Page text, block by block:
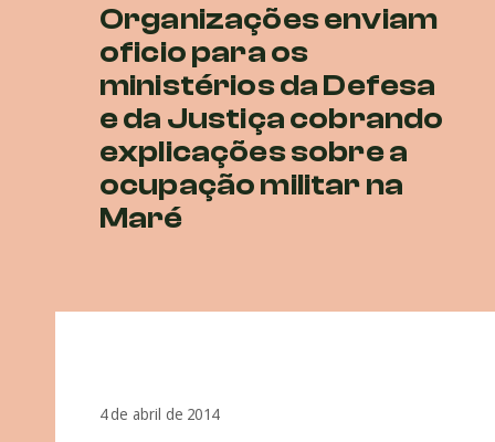
Organizações enviam
oficio para os
ministérios da Defesa
e da Justiça cobrando
explicações sobre a
ocupação militar na
Maré
4 de abril de 2014